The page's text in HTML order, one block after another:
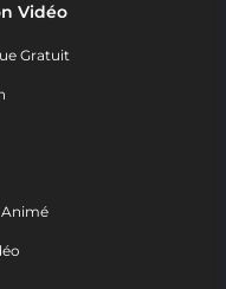
Vidéo
Gratuit
Animé